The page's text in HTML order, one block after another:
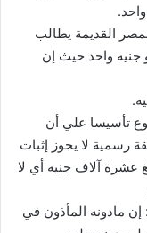
القديمة يطالب
جنيه واحد حيث إن
تأسيسا علي أن
رسمية لا يجوز إثبات
عشرة آلاف جنيه أي لا
مادونه المأذون في